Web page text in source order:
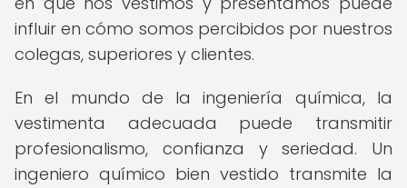
influir en cómo somos percibidos por nuestros
colegas, superiores y clientes.
En el mundo de la ingeniería química, la
vestimenta adecuada puede transmitir
profesionalismo, confianza y seriedad. Un
ingeniero químico bien vestido transmite la